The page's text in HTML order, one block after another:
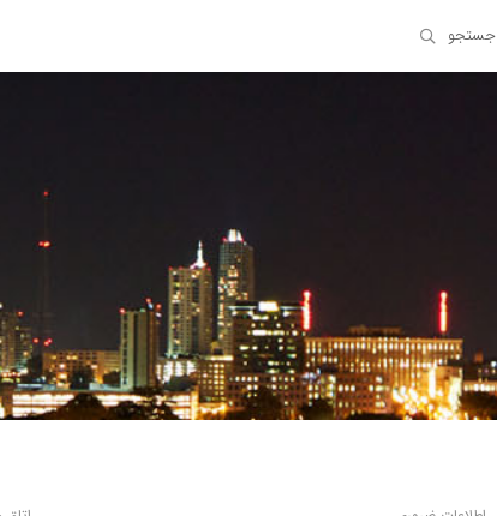
جستجو